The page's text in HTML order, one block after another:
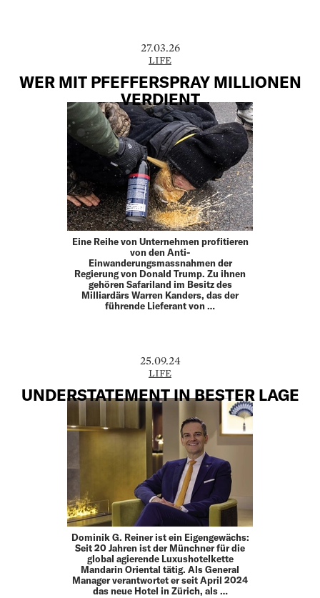
27.03.26
LIFE
WER MIT PFEFFERSPRAY MILLIONEN
VERDIENT
Eine Reihe von Unternehmen profitieren
von den Anti-
Einwanderungsmassnahmen der
Regierung von Donald Trump. Zu ihnen
gehören Safariland im Besitz des
Milliardärs Warren Kanders, das der
führende Lieferant von …
25.09.24
LIFE
UNDERSTATEMENT IN BESTER LAGE
Dominik G. Reiner ist ein Eigengewächs:
Seit 20 Jahren ist der Münchner für die
global agierende Luxushotelkette
Mandarin Oriental tätig. Als General
Manager verantwortet er seit April 2024
das neue Hotel in Zürich, als …